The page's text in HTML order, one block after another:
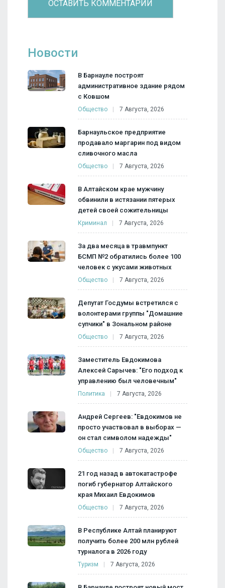
Новости
В Барнауле построят
административное здание рядом
с Ковшом
Общество 7 Августа, 2026
Барнаульское предприятие
продавало маргарин под видом
сливочного масла
Общество 7 Августа, 2026
В Алтайском крае мужчину
обвинили в истязании пятерых
детей своей сожительницы
Криминал 7 Августа, 2026
За два месяца в травмпункт
БСМП №2 обратились более 100
человек с укусами животных
Общество 7 Августа, 2026
Депутат Госдумы встретился с
волонтерами группы "Домашние
супчики" в Зональном районе
Общество 7 Августа, 2026
Заместитель Евдокимова
Алексей Сарычев: "Его подход к
управлению был человечным"
Политика 7 Августа, 2026
Андрей Сергеев: "Евдокимов не
просто участвовал в выборах —
он стал символом надежды"
Общество 7 Августа, 2026
21 год назад в автокатастрофе
погиб губернатор Алтайского
края Михаил Евдокимов
Общество 7 Августа, 2026
В Республике Алтай планируют
получить более 200 млн рублей
турналога в 2026 году
Туризм 7 Августа, 2026